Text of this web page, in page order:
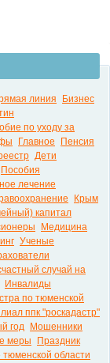
линия
Бизнес
по уходу за
Главное
Пенсия
Дети
Пособия
лечение
Крым
капитал
Медицина
Ученые
случай на
Инвалиды
по тюменской
ппк "роскадастр"
год
Мошенники
меры
Праздник
области